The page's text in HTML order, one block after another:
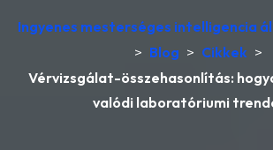
Ingyenes mesterséges intelligencia
> Blog > Cikkek >
Vérvizsgálat-összehasonlítás:
valódi laboratóriumi